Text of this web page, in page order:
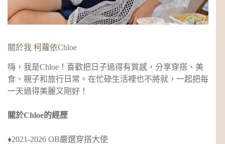
關於我 柯蘿依Chloe
嗨，我是Chloe！喜歡把日子過得有質感，分享穿搭、美
食、親子和旅行日常。在忙碌生活裡也不將就，一起把每
一天過得美麗又剛好！
關於Chloe的經歷
♦︎2021-2026 OB嚴選穿搭大使